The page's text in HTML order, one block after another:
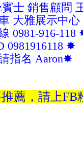
賓士銷售顧問
大雅展示中心
0981-916-118
0981916118 ✸
指名 Aaron✸
薦，請上